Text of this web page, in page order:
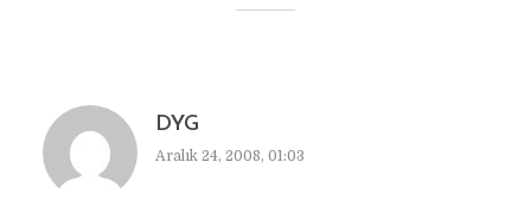
DYG
Aralık 24, 2008, 01:03